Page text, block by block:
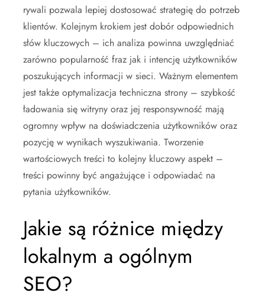
rywali pozwala lepiej dostosować strategię do potrzeb
klientów. Kolejnym krokiem jest dobór odpowiednich
słów kluczowych – ich analiza powinna uwzględniać
zarówno popularność fraz jak i intencję użytkowników
poszukujących informacji w sieci. Ważnym elementem
jest także optymalizacja techniczna strony – szybkość
ładowania się witryny oraz jej responsywność mają
ogromny wpływ na doświadczenia użytkowników oraz
pozycję w wynikach wyszukiwania. Tworzenie
wartościowych treści to kolejny kluczowy aspekt –
treści powinny być angażujące i odpowiadać na
pytania użytkowników.
Jakie są różnice między
lokalnym a ogólnym
SEO?